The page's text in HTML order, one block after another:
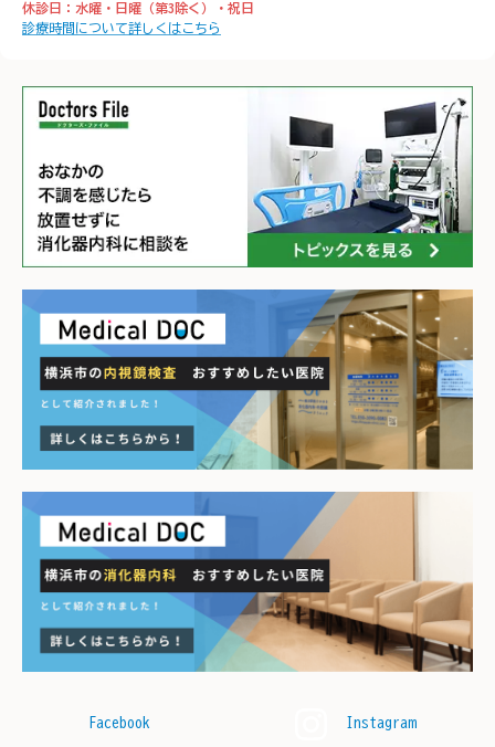
𐄁𐄙𐄁𐄙𐄁𐄙𐄁𐄙𐄁𐄙𐄁𐄙𐄁𐄙𐄁𐄙𐄁
𐄙𐄁𐄙𐄁𐄙𐄁𐄙𐄁
休診日：水曜・日曜（第3除く）・祝日
診療時間について詳しくはこちら
Facebook Instagram